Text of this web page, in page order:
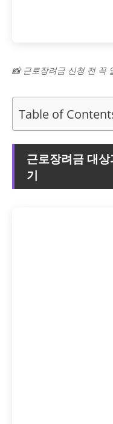
📸 근로장려금 신청 전 꼭
Table of
근로장려금 대
기